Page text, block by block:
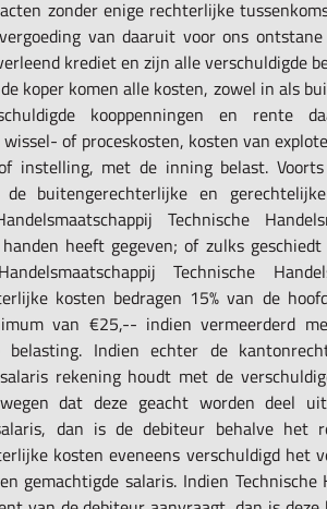
zonder enige rechterlijke
van daaruit voor ons ontstane
krediet en zijn alle verschuldigde
koper komen alle kosten, zowel in als
kooppenningen en rente
of proceskosten, kosten van
instelling, met de inning belast.
buitengerechterlijke en
Technische
heeft gegeven; of zulks
Technische
kosten bedragen 15% van de
van €25,-- indien vermeerderd
belasting. Indien echter de
rekening houdt met de
dat deze geacht worden deel
dan is de debiteur behalve het
kosten eveneens verschuldigd het
gemachtigde salaris. Indien Technische